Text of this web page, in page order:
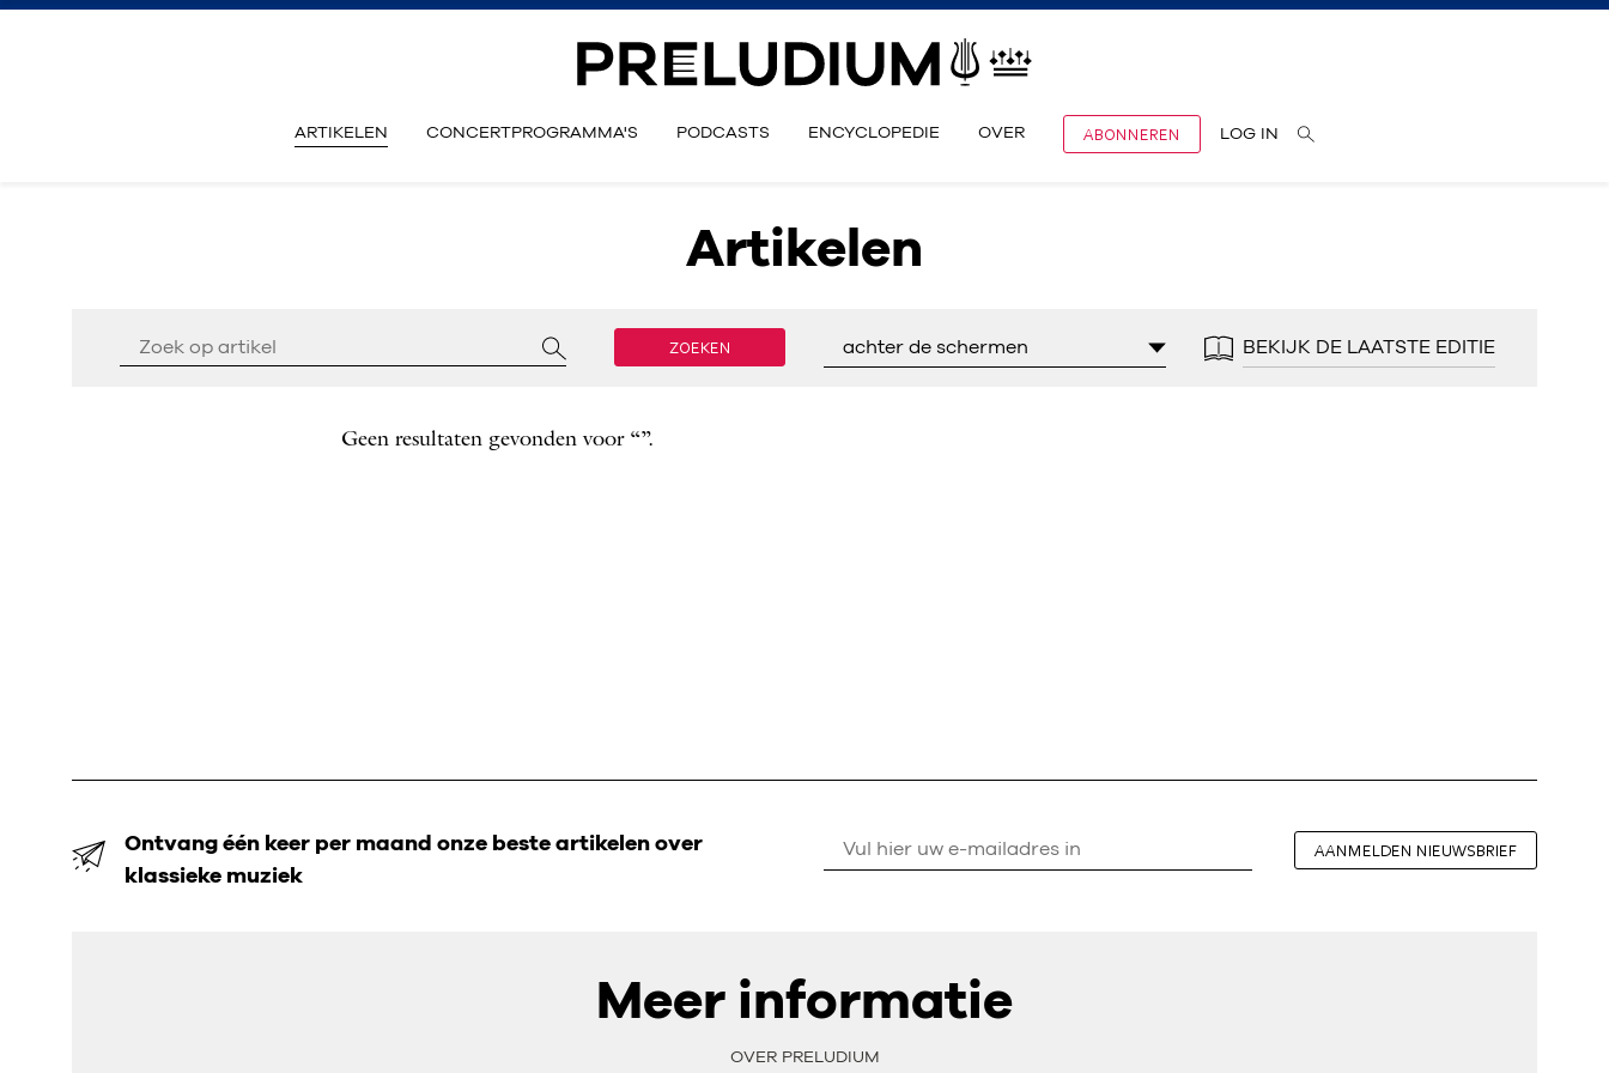
ARTIKELEN CONCERTPROGRAMMA'S PODCASTS ENCYCLOPEDIE OVER ABONNEREN LOG IN
Artikelen
ZOEKEN achter de schermen BEKIJK DE LAATSTE EDITIE
Geen resultaten gevonden voor “”.
Ontvang één keer per maand onze beste artikelen over
klassieke muziek
AANMELDEN NIEUWSBRIEF
Meer informatie
OVER PRELUDIUM